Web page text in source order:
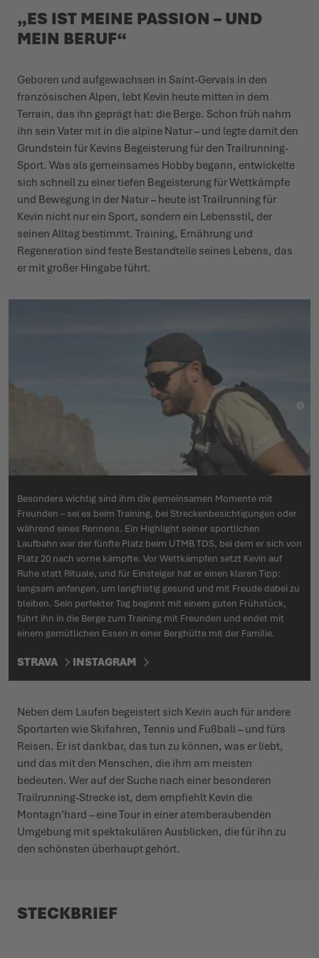
WINTERSCHUHE
WINTERSCHUHE
IT'S TIME TO TAME THE TERRAIN!
CHALLENGE ACCEPTED – WENN DIE BERGE NACH DIR
RUFEN
DER SOMMER WARTET DRAUSSEN
EVENTS
PRESSE
KARRIERE
SCHÖFFEL-LOWA-STORES
„ES IST MEINE PASSION – UND
MEIN BERUF“
Geboren und aufgewachsen in Saint-Gervais in den
französischen Alpen, lebt Kevin heute mitten in dem
Terrain, das ihn geprägt hat: die Berge. Schon früh nahm
ihn sein Vater mit in die alpine Natur – und legte damit den
Grundstein für Kevins Begeisterung für den Trailrunning-
Sport. Was als gemeinsames Hobby begann, entwickelte
sich schnell zu einer tiefen Begeisterung für Wettkämpfe
und Bewegung in der Natur – heute ist Trailrunning für
Kevin nicht nur ein Sport, sondern ein Lebensstil, der
seinen Alltag bestimmt. Training, Ernährung und
Regeneration sind feste Bestandteile seines Lebens, das
er mit großer Hingabe führt.
Besonders wichtig sind ihm die gemeinsamen Momente mit
Freunden – sei es beim Training, bei Streckenbesichtigungen oder
während eines Rennens. Ein Highlight seiner sportlichen
Laufbahn war der fünfte Platz beim UTMB TDS, bei dem er sich von
Platz 20 nach vorne kämpfte. Vor Wettkämpfen setzt Kevin auf
Ruhe statt Rituale, und für Einsteiger hat er einen klaren Tipp:
langsam anfangen, um langfristig gesund und mit Freude dabei zu
bleiben. Sein perfekter Tag beginnt mit einem guten Frühstück,
führt ihn in die Berge zum Training mit Freunden und endet mit
einem gemütlichen Essen in einer Berghütte mit der Familie.
STRAVA INSTAGRAM
Neben dem Laufen begeistert sich Kevin auch für andere
Sportarten wie Skifahren, Tennis und Fußball – und fürs
Reisen. Er ist dankbar, das tun zu können, was er liebt,
und das mit den Menschen, die ihm am meisten
bedeuten. Wer auf der Suche nach einer besonderen
Trailrunning-Strecke ist, dem empfiehlt Kevin die
Montagn’hard – eine Tour in einer atemberaubenden
Umgebung mit spektakulären Ausblicken, die für ihn zu
den schönsten überhaupt gehört.
STECKBRIEF